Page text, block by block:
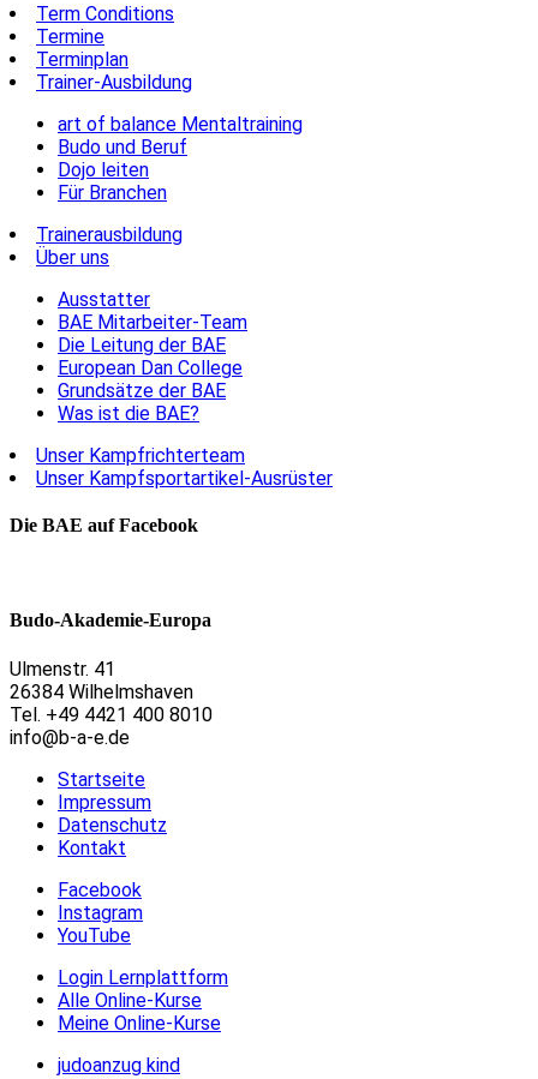
Term Conditions
Termine
Terminplan
Trainer-Ausbildung
art of balance Mentaltraining
Budo und Beruf
Dojo leiten
Für Branchen
Trainerausbildung
Über uns
Ausstatter
BAE Mitarbeiter-Team
Die Leitung der BAE
European Dan College
Grundsätze der BAE
Was ist die BAE?
Unser Kampfrichterteam
Unser Kampfsportartikel-Ausrüster
Die BAE auf Facebook
Budo-Akademie-Europa
Ulmenstr. 41
26384 Wilhelmshaven
Tel. +49 4421 400 8010
info@b-a-e.de
Startseite
Impressum
Datenschutz
Kontakt
Facebook
Instagram
YouTube
Login Lernplattform
Alle Online-Kurse
Meine Online-Kurse
judoanzug kind